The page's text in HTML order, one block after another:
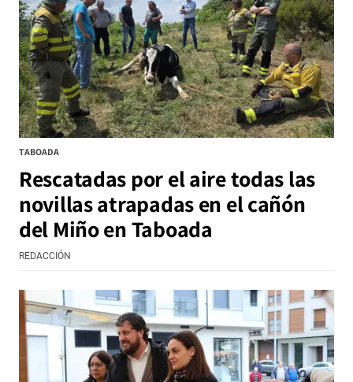
TABOADA
Rescatadas por el aire todas las
novillas atrapadas en el cañón
del Miño en Taboada
REDACCIÓN